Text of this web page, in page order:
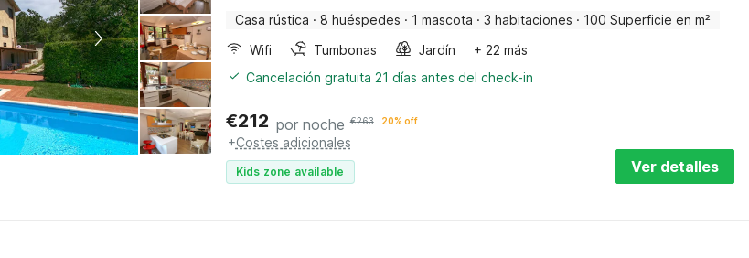
Casa rústica · 8 huéspedes · 1 mascota · 3 habitaciones · 100 Superficie en m²
Wifi
Tumbonas Jardín
+ 22 más
Cancelación gratuita 21 días antes del check-in
€212 por noche €263 20% off
+Costes adicionales
Kids zone available Ver detalles